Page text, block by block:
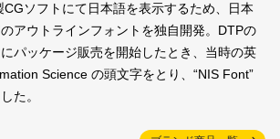
ソフトにて日本語を表示するため、日本
アウトラインフォントを独自開発。DTPの
パッケージ販売を開始したとき、当時の英
Science の頭文字をとり、“NIS Font”
た。